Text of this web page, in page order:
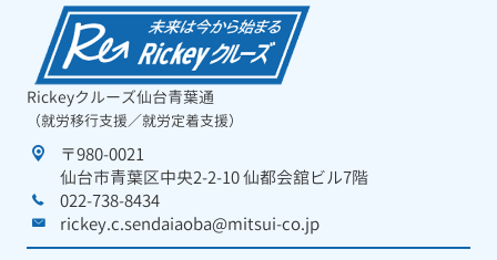
Rickeyクルーズ仙台青葉通
（就労移行支援／就労定着支援）
〒980-0021
仙台市青葉区中央2-2-10 仙都会舘ビル7階
022-738-8434
rickey.c.sendaiaoba@mitsui-co.jp